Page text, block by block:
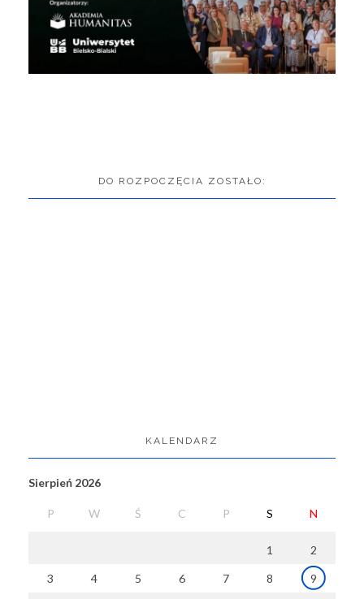
DO ROZPOCZĘCIA ZOSTAŁO:
KALENDARZ
Sierpień 2026
P W Ś C P S N
1 2
3 4 5 6 7 8 9